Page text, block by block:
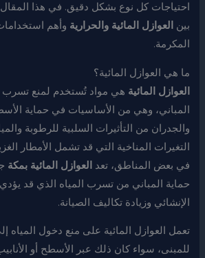
احتياجات كل نوع بشكل دقيق. في هذا
بين العوازل المائية والحرارية وأهم
المكرمة.
ما هي العوازل المائية؟
العوازل المائية هي مواد تُستخدم لمنع تسرب
المباني، وهي من الأساسيات في حماية
والجدران من التأثيرات السلبية للرطوبة
التغيرات المناخية التي قد تشمل الأمطار
في بعض المناطق، تعد العوازل المائية بمكة
حماية المباني من تسرب المياه الذي قد
الإنشائي وزيادة تكاليف الصيانة.
تعمل العوازل المائية على منع دخول المياه
للمبنى، سواء كان ذلك عبر الأسطح أو